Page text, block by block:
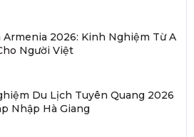
Armenia 2026: Kinh Nghiệm Từ A
Người Việt
Du Lịch Tuyên Quang 2026
Nhập Hà Giang